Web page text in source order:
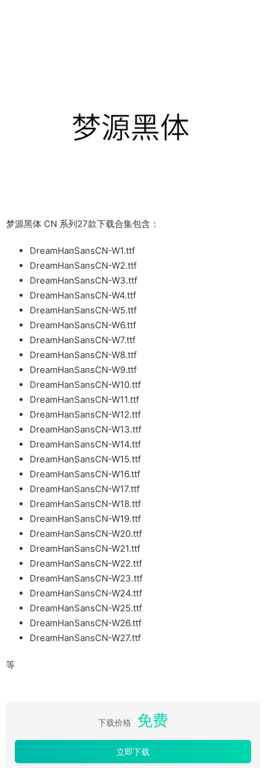
梦源黑体 CN 系列27款下载合集包含：
DreamHanSansCN-W1.ttf
DreamHanSansCN-W2.ttf
DreamHanSansCN-W3.ttf
DreamHanSansCN-W4.ttf
DreamHanSansCN-W5.ttf
DreamHanSansCN-W6.ttf
DreamHanSansCN-W7.ttf
DreamHanSansCN-W8.ttf
DreamHanSansCN-W9.ttf
DreamHanSansCN-W10.ttf
DreamHanSansCN-W11.ttf
DreamHanSansCN-W12.ttf
DreamHanSansCN-W13.ttf
DreamHanSansCN-W14.ttf
DreamHanSansCN-W15.ttf
DreamHanSansCN-W16.ttf
DreamHanSansCN-W17.ttf
DreamHanSansCN-W18.ttf
DreamHanSansCN-W19.ttf
DreamHanSansCN-W20.ttf
DreamHanSansCN-W21.ttf
DreamHanSansCN-W22.ttf
DreamHanSansCN-W23.ttf
DreamHanSansCN-W24.ttf
DreamHanSansCN-W25.ttf
DreamHanSansCN-W26.ttf
DreamHanSansCN-W27.ttf
等
下载价格 免费
立即下载